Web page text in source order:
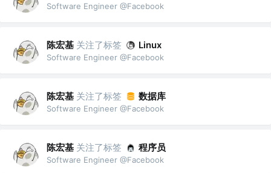
Software Engineer @Facebook
陈宏基 关注了标签 Linux
Software Engineer @Facebook
陈宏基 关注了标签 数据库
Software Engineer @Facebook
陈宏基 关注了标签 程序员
Software Engineer @Facebook